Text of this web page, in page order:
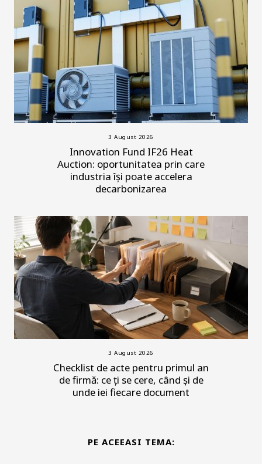
3 August 2026
Innovation Fund IF26 Heat
Auction: oportunitatea prin care
industria își poate accelera
decarbonizarea
3 August 2026
Checklist de acte pentru primul an
de firmă: ce ți se cere, când și de
unde iei fiecare document
PE ACEEASI TEMA: